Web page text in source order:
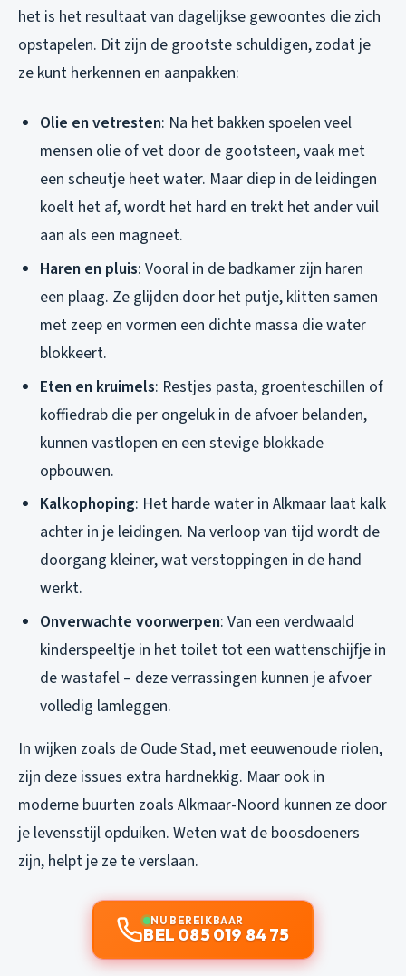
het is het resultaat van dagelijkse gewoontes die zich
opstapelen. Dit zijn de grootste schuldigen, zodat je
ze kunt herkennen en aanpakken:
Olie en vetresten: Na het bakken spoelen veel
mensen olie of vet door de gootsteen, vaak met
een scheutje heet water. Maar diep in de leidingen
koelt het af, wordt het hard en trekt het ander vuil
aan als een magneet.
Haren en pluis: Vooral in de badkamer zijn haren
een plaag. Ze glijden door het putje, klitten samen
met zeep en vormen een dichte massa die water
blokkeert.
Eten en kruimels: Restjes pasta, groenteschillen of
koffiedrab die per ongeluk in de afvoer belanden,
kunnen vastlopen en een stevige blokkade
opbouwen.
Kalkophoping: Het harde water in Alkmaar laat kalk
achter in je leidingen. Na verloop van tijd wordt de
doorgang kleiner, wat verstoppingen in de hand
werkt.
Onverwachte voorwerpen: Van een verdwaald
kinderspeeltje in het toilet tot een wattenschijfje in
de wastafel – deze verrassingen kunnen je afvoer
volledig lamleggen.
In wijken zoals de Oude Stad, met eeuwenoude riolen,
zijn deze issues extra hardnekkig. Maar ook in
moderne buurten zoals Alkmaar-Noord kunnen ze door
je levensstijl opduiken. Weten wat de boosdoeners
zijn, helpt je ze te verslaan.
NU BEREIKBAAR
BEL 085 019 84 75